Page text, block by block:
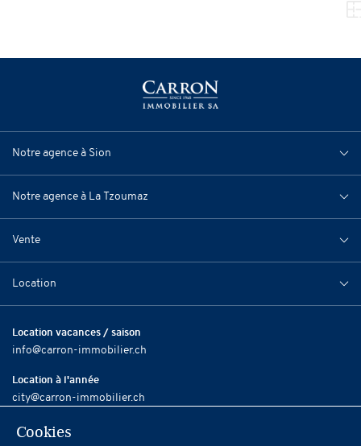
Notre agence à Sion
Notre agence à La Tzoumaz
Vente
Location
Location vacances / saison
info@carron-immobilier.ch
Location à l'année
city@carron-immobilier.ch
Vente / Revente
Cookies